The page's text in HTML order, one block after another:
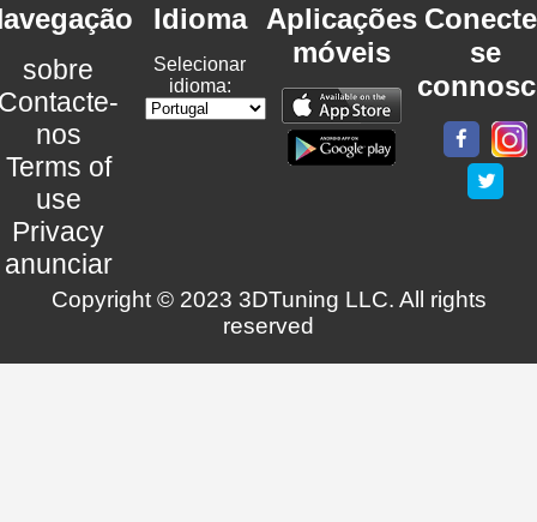
sobre
nos
Terms of
use
Privacy
anunciar
Idioma
Selecionar
idioma:
Aplicações
móveis
se
Copyright © 2023 3DTuning LLC. All rights
reserved